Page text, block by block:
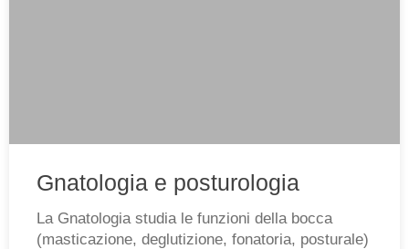
Gnatologia e posturologia
La Gnatologia studia le funzioni della bocca
(masticazione, deglutizione, fonatoria, posturale)